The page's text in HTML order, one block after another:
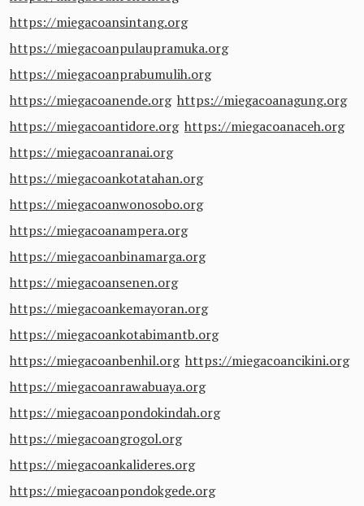
https://miegacoansintang.org
https://miegacoanpulaupramuka.org
https://miegacoanprabumulih.org
https://miegacoanende.org https://miegacoanagung.org
https://miegacoantidore.org https://miegacoanaceh.org
https://miegacoanranai.org
https://miegacoankotatahan.org
https://miegacoanwonosobo.org
https://miegacoanampera.org
https://miegacoanbinamarga.org
https://miegacoansenen.org
https://miegacoankemayoran.org
https://miegacoankotabimantb.org
https://miegacoanbenhil.org https://miegacoancikini.org
https://miegacoanrawabuaya.org
https://miegacoanpondokindah.org
https://miegacoangrogol.org
https://miegacoankalideres.org
https://miegacoanpondokgede.org